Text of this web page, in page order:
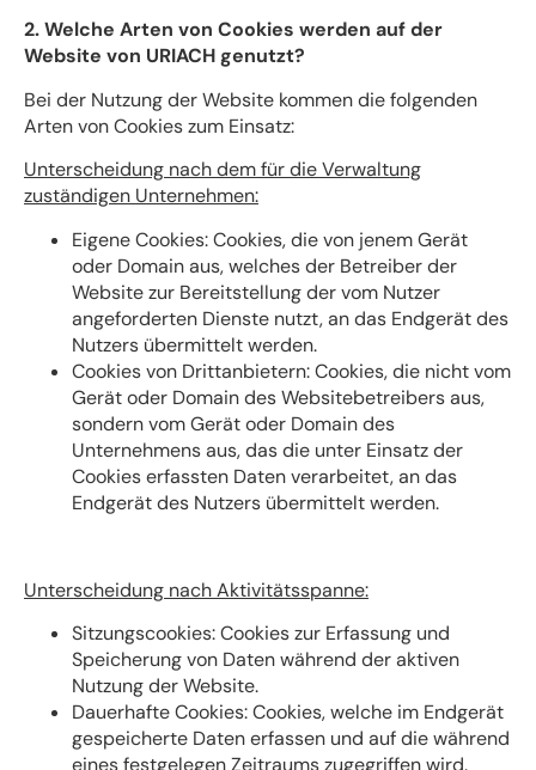
2. Welche Arten von Cookies werden auf der
Website von URIACH genutzt?
Bei der Nutzung der Website kommen die folgenden
Arten von Cookies zum Einsatz:
Unterscheidung nach dem für die Verwaltung
zuständigen Unternehmen:
Eigene Cookies: Cookies, die von jenem Gerät
oder Domain aus, welches der Betreiber der
Website zur Bereitstellung der vom Nutzer
angeforderten Dienste nutzt, an das Endgerät des
Nutzers übermittelt werden.
Cookies von Drittanbietern: Cookies, die nicht vom
Gerät oder Domain des Websitebetreibers aus,
sondern vom Gerät oder Domain des
Unternehmens aus, das die unter Einsatz der
Cookies erfassten Daten verarbeitet, an das
Endgerät des Nutzers übermittelt werden.
Unterscheidung nach Aktivitätsspanne:
Sitzungscookies: Cookies zur Erfassung und
Speicherung von Daten während der aktiven
Nutzung der Website.
Dauerhafte Cookies: Cookies, welche im Endgerät
gespeicherte Daten erfassen und auf die während